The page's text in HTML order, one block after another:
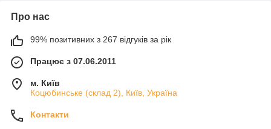
Про нас
99% позитивних з 267 відгуків за рік
Працює з 07.06.2011
м. Київ
Коцюбинське (склад 2), Київ, Україна
Контакти